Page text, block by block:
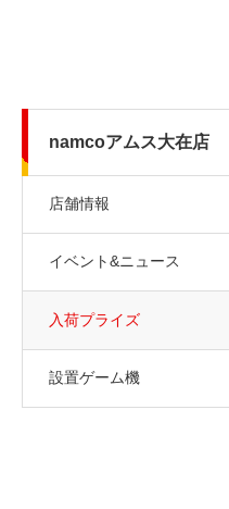
namcoアムス大在店
店舗情報
イベント&ニュース
入荷プライズ
設置ゲーム機